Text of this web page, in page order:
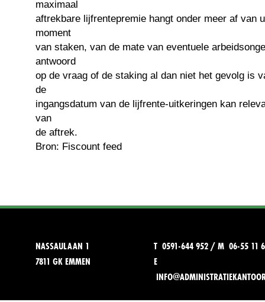
maximaal
aftrekbare lijfrentepremie hangt onder meer af van
moment
van staken, van de mate van eventuele
antwoord
op de vraag of de staking al dan niet het gevolg is
de
ingangsdatum van de lijfrente-uitkeringen kan
van
de aftrek.
Bron: Fiscount feed
NASSAULAAN 1
7811 GK EMMEN
T 0591-644 952 / M 06-55 11
E